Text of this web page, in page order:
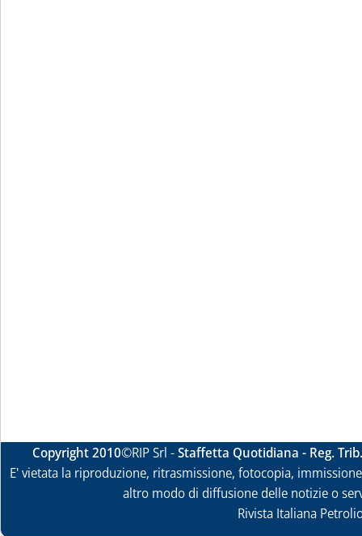
Copyright 2010©RIP Srl -Staffetta Quotidiana - Reg.
E' vietata la riproduzione, ritrasmissione, fotocopia,
altro modo di diffusione delle notizie o
Rivista Italiana